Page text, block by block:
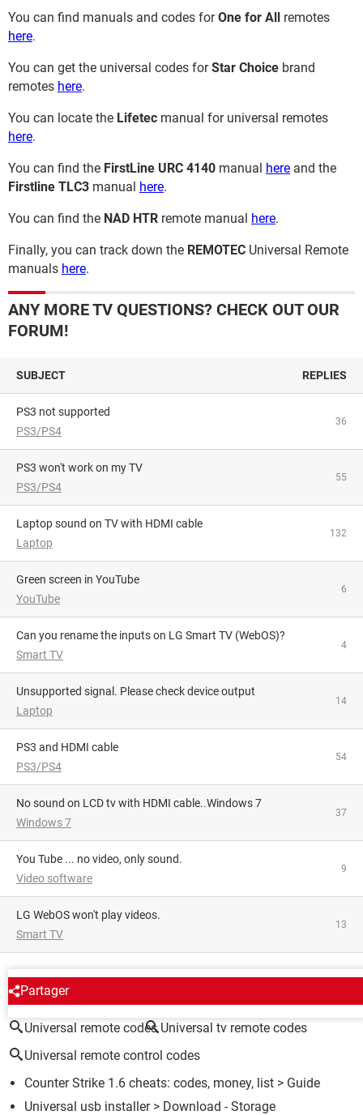
You can find manuals and codes forOne for All remotes
here.
You can get the universal codes forStar Choice brand
remotes here.
You can locate the Lifetec manual for universal remotes
here.
You can find the FirstLine URC 4140 manual here and the
Firstline TLC3 manual here.
You can find the NAD HTR remote manual here.
Finally, you can track down the REMOTEC Universal Remote
manuals here.
ANY MORE TV QUESTIONS? CHECK OUT OUR
FORUM!
SUBJECT REPLIES
PS3 not supported
PS3/PS4
36
PS3 won't work on my TV
PS3/PS4
55
Laptop sound on TV with HDMI cable
Laptop
132
Green screen in YouTube
YouTube
6
Can you rename the inputs on LG Smart TV (WebOS)?
Smart TV
4
Unsupported signal. Please check device output
Laptop
14
PS3 and HDMI cable
PS3/PS4
54
No sound on LCD tv with HDMI cable..Windows 7
Windows 7
37
You Tube ... no video, only sound.
Video software
9
LG WebOS won't play videos.
Smart TV
13
Partager
AROUND THE SAME SUBJECT
Universal remote codes Universal tv remote codes
Universal remote control codes
Counter Strike 1.6 cheats: codes, money, list > Guide
Universal usb installer> Download - Storage